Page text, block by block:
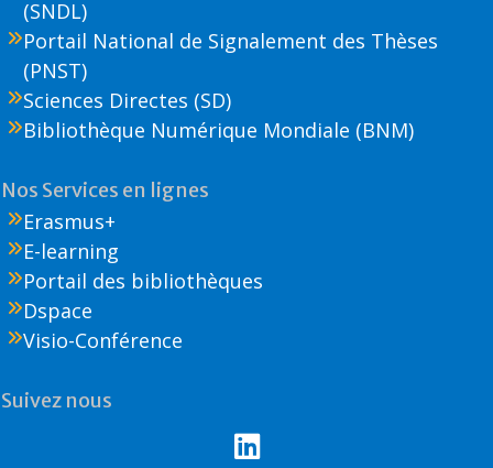
(SNDL)
Portail National de Signalement des Thèses
(PNST)
Sciences Directes (SD)
Bibliothèque Numérique Mondiale (BNM)
Nos Services en lignes
Erasmus+
E-learning
Portail des bibliothèques
Dspace
Visio-Conférence
Suivez nous